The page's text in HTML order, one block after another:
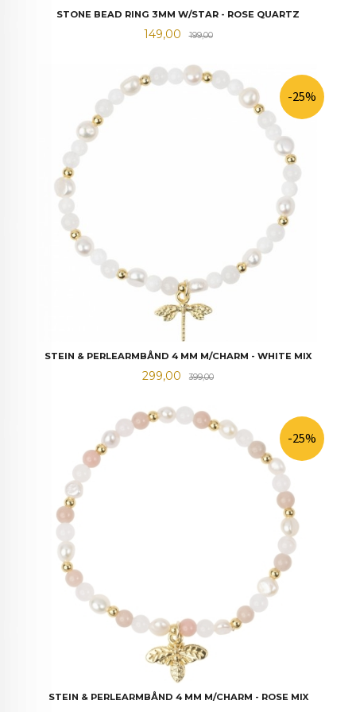
STONE BEAD RING 3MM W/STAR - ROSE QUARTZ
Tilbud
149,00 199,00Rabatt
STEIN & PERLEARMBÅND 4 MM M/CHARM - WHITE MIX
Tilbud
299,00 399,00Rabatt
-25%
STEIN & PERLEARMBÅND 4 MM M/CHARM - ROSE MIX
-25%